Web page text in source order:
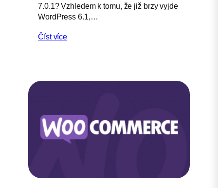
7.0.1? Vzhledem k tomu, že již brzy vyjde
WordPress 6.1,…
Číst více